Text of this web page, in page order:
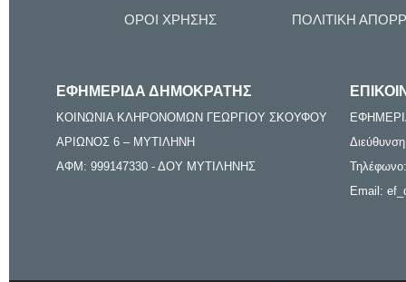
ΟΡΟΙ ΧΡΗΣΗΣ ΠΟΛΙΤΙΚΗ
ΕΦΗΜΕΡΙΔΑ ΔΗΜΟΚΡΑΤΗΣ
ΚΟΙΝΩΝΙΑ ΚΛΗΡΟΝΟΜΩΝ ΓΕΩΡΓΙΟΥ ΣΚΟΥΦΟΥ
ΑΡΙΩΝΟΣ 6 – ΜΥΤΙΛΗΝΗ
ΑΦΜ: 999147330 - ΔΟΥ ΜΥΤΙΛΗΝΗΣ
Email: